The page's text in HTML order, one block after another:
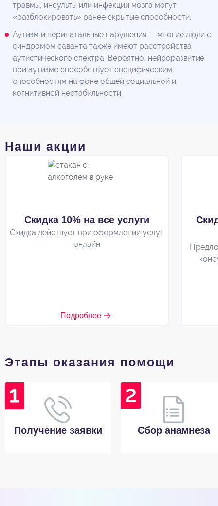
травмы, инсульты или инфекции мозга могут
«разблокировать» ранее скрытые способности.
Аутизм и перинатальные нарушения — многие люди с
синдромом саванта также имеют расстройства
аутистического спектра. Вероятно, нейроразвитие
при аутизме способствует специфическим
способностям на фоне общей социальной и
когнитивной нестабильности.
Наши акции
Скидка 10% на все услуги
Скидка действует при оформлении услуг
онлайн
Подробнее
Этапы оказания помощи
Получение заявки Сбор анамнеза